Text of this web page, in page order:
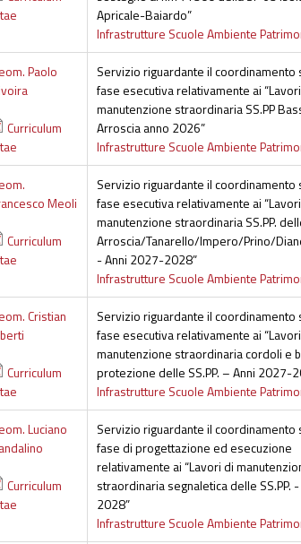
Apricale-Baiardo”
Infrastrutture Scuole Ambiente
Paolo
Curriculum
Servizio riguardante il coordinamento
fase esecutiva relativamente ai
manutenzione straordinaria SS.PP
Arroscia anno 2026”
Infrastrutture Scuole Ambiente
Meoli
Curriculum
Servizio riguardante il coordinamento
fase esecutiva relativamente ai
manutenzione straordinaria SS.PP.
Arroscia/Tanarello/Impero/Prino/
- Anni 2027-2028”
Infrastrutture Scuole Ambiente
Cristian
Curriculum
Servizio riguardante il coordinamento
fase esecutiva relativamente ai
manutenzione straordinaria cordoli e
protezione delle SS.PP. – Anni 2027-
Infrastrutture Scuole Ambiente
Luciano
Curriculum
Servizio riguardante il coordinamento
fase di progettazione ed esecuzione
relativamente ai “Lavori di
straordinaria segnaletica delle SS.PP.
2028”
Infrastrutture Scuole Ambiente